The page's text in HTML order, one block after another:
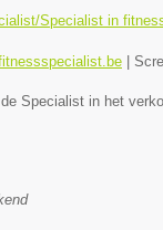
Specialist in
|
Specialist in het